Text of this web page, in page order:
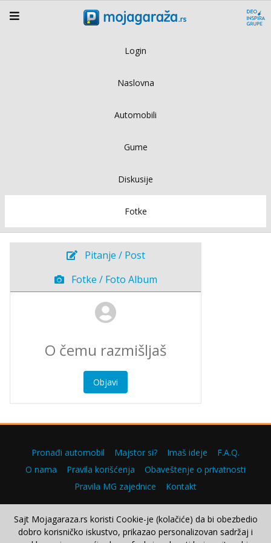
Login
Naslovna
Automobili
Gume
Diskusije
Fotke
Pitanje / Post
Fotke / Foto Album
Objavi
Pronađi automobil Majstor si? Imaš ideje
F.A.Q.
O nama
Pravila korišćenja
Obaveštenje o privatnosti
Pravila MG zajednice
Kontakt
Copyright © 2000–2026.
Sajt Mojagaraza.rs koristi Cookie-je (kolačiće) da bi obezbedio
dobro korisničko iskustvo, prikazao personalizovan sadržaj i